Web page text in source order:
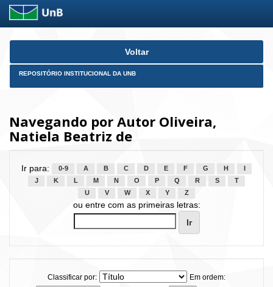
Skip
Voltar
REPOSITÓRIO INSTITUCIONAL DA UNB
Navegando por Autor Oliveira,
Natiela Beatriz de
Ir para: 0-9 A B C D E F G H
J
K L M N O P Q R S
T
U
V W X Y Z
ou entre com as primeiras letras:
Classificar por:
Em ordem: